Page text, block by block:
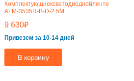
Комплектующиексветодиоднойленте
ALM-3535R-B-D-2.5M
9 630₽
Привезем за 10-14 дней
В корзину